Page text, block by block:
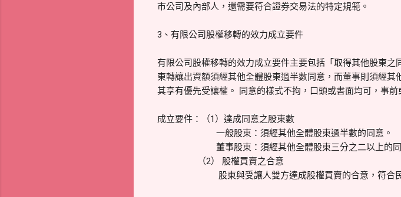
市公司及內部人，還需要符合證券交易法的特定規範。
3、有限公司股權移轉的效力成立要件
有限公司股權移轉的效力成立要件主要包括「取得其他股東
東轉讓出資額須經其他全體股東過半數同意，而董事則須經
其享有優先受讓權。 同意的樣式不拘，口頭或書面均可，事前
成立要件：（1）達成同意之股東數
一般股東：須經其他全體股東過半數的同意。
董事股東：須經其他全體股東三分之二以上的同
（2） 股權買賣之合意
股東與受讓人雙方達成股權買賣的合意，符合民法債